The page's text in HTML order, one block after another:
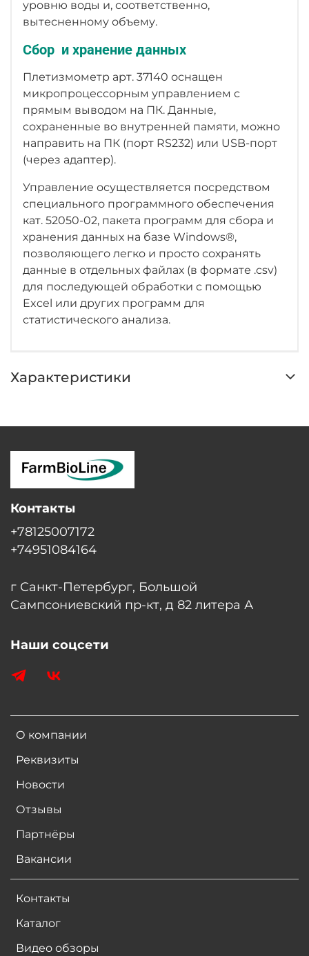
уровню воды и, соответственно,
вытесненному объему.
Сбор и хранение данных
Плетизмометр арт. 37140 оснащен
микропроцессорным управлением с
прямым выводом на ПК. Данные,
сохраненные во внутренней памяти, можно
направить на ПК (порт RS232) или USB-порт
(через адаптер).
Управление осуществляется посредством
специального программного обеспечения
кат. 52050-02, пакета программ для сбора и
хранения данных на базе Windows®,
позволяющего легко и просто сохранять
данные в отдельных файлах (в формате .csv)
для последующей обработки с помощью
Excel или других программ для
статистического анализа.
Характеристики
О компании
Реквизиты
Новости
Отзывы
Партнёры
Вакансии
Контакты
Каталог
Видео обзоры
Контакты
+78125007172
+74951084164
г Санкт-Петербург, Большой
Сампсониевский пр-кт, д 82 литера А
Наши соцсети